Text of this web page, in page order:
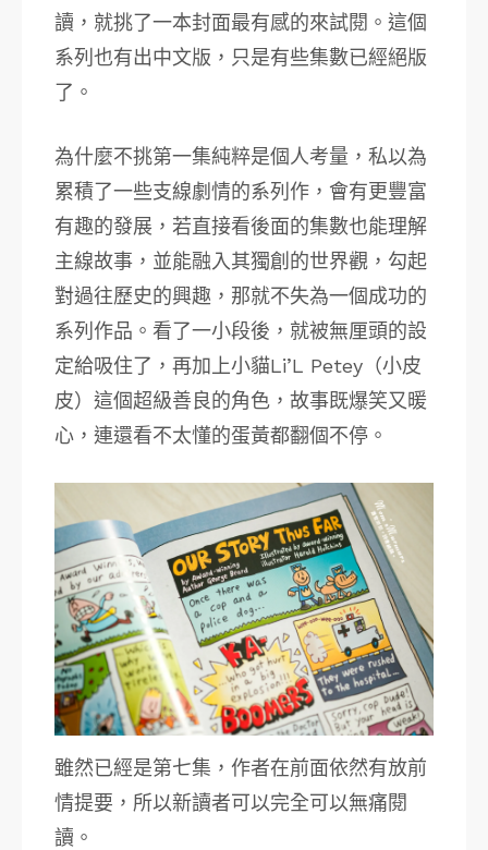
讀，就挑了一本封面最有感的來試閱。這個
系列也有出中文版，只是有些集數已經絕版
了。
為什麼不挑第一集純粹是個人考量，私以為
累積了一些支線劇情的系列作，會有更豐富
有趣的發展，若直接看後面的集數也能理解
主線故事，並能融入其獨創的世界觀，勾起
對過往歷史的興趣，那就不失為一個成功的
系列作品。看了一小段後，就被無厘頭的設
定給吸住了，再加上小貓Li’L Petey（小皮
皮）這個超級善良的角色，故事既爆笑又暖
心，連還看不太懂的蛋黃都翻個不停。
雖然已經是第七集，作者在前面依然有放前
情提要，所以新讀者可以完全可以無痛閱
讀。